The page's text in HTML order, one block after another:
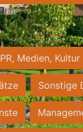
Medien, Kultur
Sonstige